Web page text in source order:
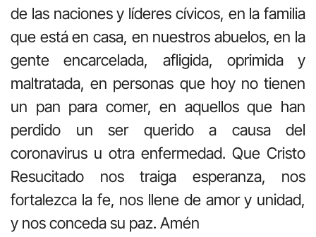
de las naciones y líderes cívicos, en la familia
que está en casa, en nuestros abuelos, en la
gente encarcelada, afligida, oprimida y
maltratada, en personas que hoy no tienen
un pan para comer, en aquellos que han
perdido un ser querido a causa del
coronavirus u otra enfermedad. Que Cristo
Resucitado nos traiga esperanza, nos
fortalezca la fe, nos llene de amor y unidad,
y nos conceda su paz. Amén